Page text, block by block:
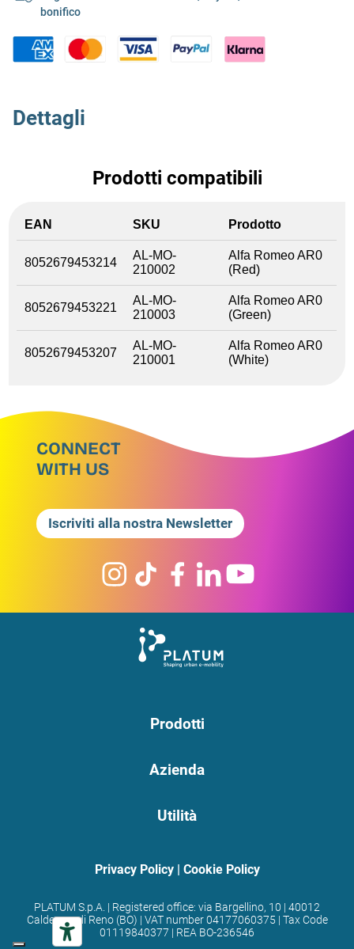
bonifico
Dettagli
Prodotti compatibili
EAN SKU Prodotto
8052679453214
AL-MO-
210002
Alfa Romeo AR0
(Red)
8052679453221
AL-MO-
210003
Alfa Romeo AR0
(Green)
8052679453207
AL-MO-
210001
Alfa Romeo AR0
(White)
CONNECT
WITH US
Iscriviti alla nostra Newsletter
Prodotti
Azienda
Utilità
Privacy Policy| Cookie Policy
PLATUM S.p.A. | Registered office: via Bargellino, 10 | 40012
Calderara di Reno (BO) | VAT number 04177060375 | Tax Code
01119840377 | REA BO-236546